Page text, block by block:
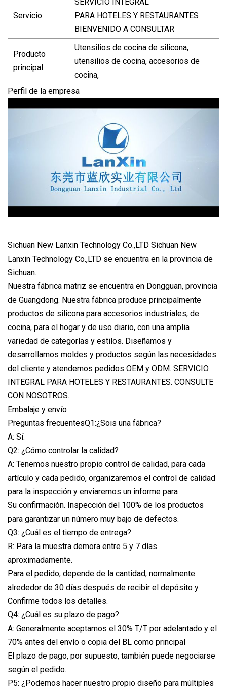
Servicio
PARA HOTELES Y RESTAURANTES
BIENVENIDO A CONSULTAR
Producto
principal
Utensilios de cocina de silicona,
utensilios de cocina, accesorios de
cocina,
Perfil de la empresa
Sichuan New Lanxin Technology Co.,LTD Sichuan New
Lanxin Technology Co.,LTD se encuentra en la provincia de
Sichuan.
Nuestra fábrica matriz se encuentra en Dongguan, provincia
de Guangdong. Nuestra fábrica produce principalmente
productos de silicona para accesorios industriales, de
cocina, para el hogar y de uso diario, con una amplia
variedad de categorías y estilos. Diseñamos y
desarrollamos moldes y productos según las necesidades
del cliente y atendemos pedidos OEM y ODM. SERVICIO
INTEGRAL PARA HOTELES Y RESTAURANTES. CONSULTE
CON NOSOTROS.
Embalaje y envío
Preguntas frecuentesQ1:¿Sois una fábrica?
A: Sí.
Q2: ¿Cómo controlar la calidad?
A: Tenemos nuestro propio control de calidad, para cada
artículo y cada pedido, organizaremos el control de calidad
para la inspección y enviaremos un informe para
Su confirmación. Inspección del 100% de los productos
para garantizar un número muy bajo de defectos.
Q3: ¿Cuál es el tiempo de entrega?
R: Para la muestra demora entre 5 y 7 días
aproximadamente.
Para el pedido, depende de la cantidad, normalmente
alrededor de 30 días después de recibir el depósito y
Confirme todos los detalles.
Q4: ¿Cuál es su plazo de pago?
A: Generalmente aceptamos el 30% T/T por adelantado y el
70% antes del envío o copia del BL como principal
El plazo de pago, por supuesto, también puede negociarse
según el pedido.
P5: ¿Podemos hacer nuestro propio diseño para múltiples